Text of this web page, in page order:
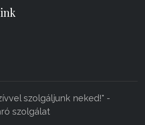
szolgáljunk neked!" -
szolgálat